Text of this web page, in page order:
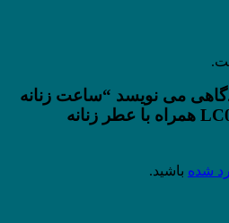
می نویسد “ساعت زنانه
لی کوپر مدل LC07999.330 همراه با عطر زنانه
شده باشید.